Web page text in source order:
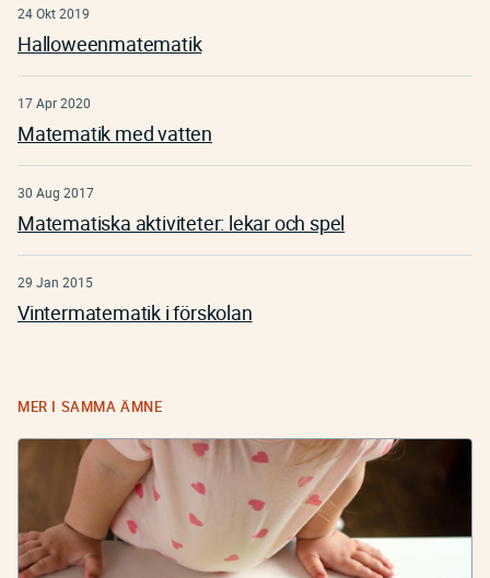
24 Okt 2019
Halloweenmatematik
17 Apr 2020
Matematik med vatten
30 Aug 2017
Matematiska aktiviteter: lekar och spel
29 Jan 2015
Vintermatematik i förskolan
MER I SAMMA ÄMNE